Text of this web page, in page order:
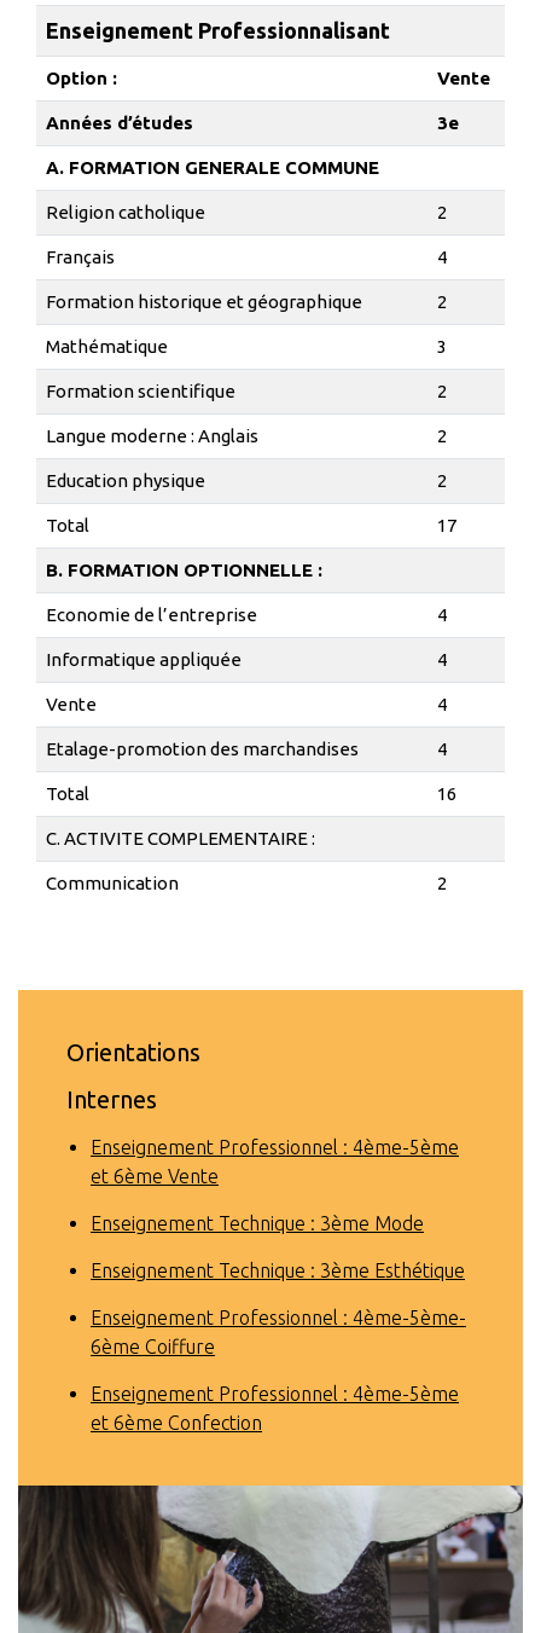
Enseignement Professionnalisant
Option : Vente
Années d’études 3e
A. FORMATION GENERALE COMMUNE
Religion catholique 2
Français 4
Formation historique et géographique 2
Mathématique 3
Formation scientifique 2
Langue moderne : Anglais 2
Education physique 2
Total 17
B. FORMATION OPTIONNELLE :
Economie de l’entreprise 4
Informatique appliquée 4
Vente 4
Etalage-promotion des marchandises 4
Total 16
C. ACTIVITE COMPLEMENTAIRE :
Communication 2
Orientations
Internes
Enseignement Professionnel : 4ème-5ème
et 6ème Vente
Enseignement Technique : 3ème Mode
Enseignement Technique : 3ème Esthétique
Enseignement Professionnel : 4ème-5ème-
6ème Coiffure
Enseignement Professionnel : 4ème-5ème
et 6ème Confection